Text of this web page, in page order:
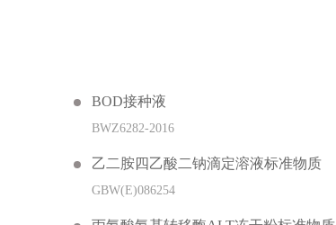
BOD接种液
BWZ6282-2016
乙二胺四乙酸二钠滴定溶液标准物质
GBW(E)086254